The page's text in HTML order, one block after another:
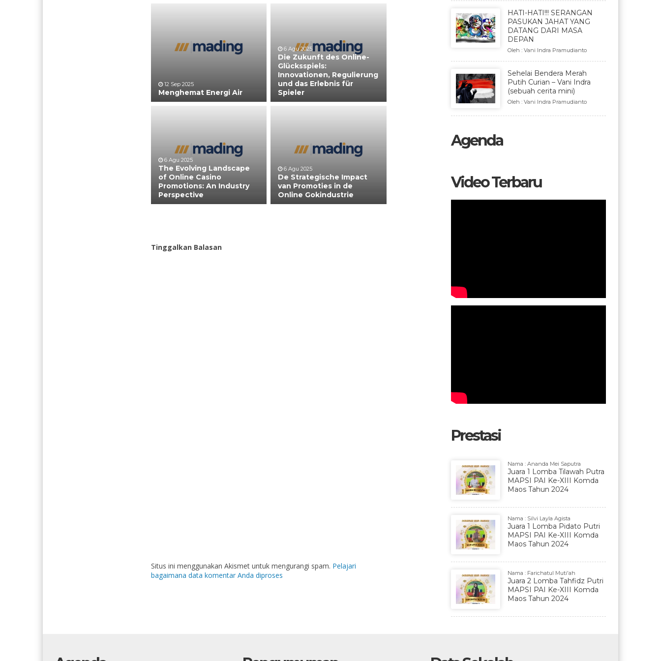
12 Sep 2025
Menghemat Energi Air
6 Agu 2025
Die Zukunft des Online-
Glücksspiels:
Innovationen, Regulierung
und das Erlebnis für
Spieler
6 Agu 2025
The Evolving Landscape
of Online Casino
Promotions: An Industry
Perspective
6 Agu 2025
De Strategische Impact
van Promoties in de
Online Gokindustrie
Tinggalkan Balasan
Situs ini menggunakan Akismet untuk mengurangi spam. Pelajari
bagaimana data komentar Anda diproses
HATI-HATI!!! SERANGAN
PASUKAN JAHAT YANG
DATANG DARI MASA
DEPAN
Oleh : Vani Indra Pramudianto
Sehelai Bendera Merah
Putih Curian – Vani Indra
(sebuah cerita mini)
Oleh : Vani Indra Pramudianto
Agenda
Video Terbaru
Prestasi
Nama : Ananda Mei Saputra
Juara 1 Lomba Tilawah Putra
MAPSI PAI Ke-XIII Komda
Maos Tahun 2024
Nama : Silvi Layla Agista
Juara 1 Lomba Pidato Putri
MAPSI PAI Ke-XIII Komda
Maos Tahun 2024
Nama : Farichatul Muti'ah
Juara 2 Lomba Tahfidz Putri
MAPSI PAI Ke-XIII Komda
Maos Tahun 2024